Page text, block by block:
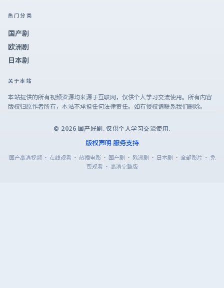
热门分类
国产剧
欧洲剧
日本剧
关于本站
本站提供的所有视频资源均来源于互联网，仅供个人学习交流使用。所有内容
版权归原作者所有，本站不承担任何法律责任。如有侵权请联系我们删除。
© 2026 国产好剧. 仅供个人学习交流使用.
版权声明 服务支持
国产高清视频 · 在线观看 · 热播电影 · 国产剧 · 欧洲剧 · 日本剧 · 全部影片 · 免
费观看 · 高清完整版